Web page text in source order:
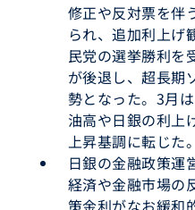
修正や反対票を伴
られ、追加利上げ
民党の選挙勝利を
が後退し、超長期
勢となった。3月
油高や日銀の利上
上昇基調に転じた。
日銀の金融政策運
経済や金融市場の
策金利がなお緩和